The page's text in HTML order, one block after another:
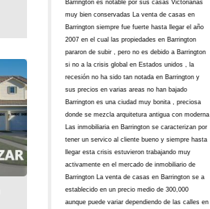
Barrington es notable por sus casas Victorianas
muy bien conservadas La venta de casas en
Barrington siempre fue fuerte hasta llegar el año
2007 en el cual las propiedades en Barrington
pararon de subir , pero no es debido a Barrington
si no a la crisis global en Estados unidos , la
recesión no ha sido tan notada en Barrington y
sus precios en varias areas no han bajado
Barrington es una ciudad muy bonita , preciosa
donde se mezcla arquitetura antigua con moderna
Las inmobiliaria en Barrington se caracterizan por
tener un servico al cliente bueno y siempre hasta
llegar esta crisis estuvieron trabajando muy
activamente en el mercado de inmobiliario de
Barrington La venta de casas en Barrington se a
establecido en un precio medio de 300,000
aunque puede variar dependiendo de las calles en